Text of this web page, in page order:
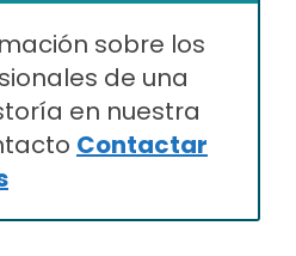
sobre los
de una
en nuestra
Contactar